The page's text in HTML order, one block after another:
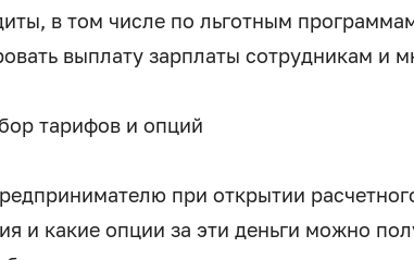
в том числе по льготным
выплату зарплаты сотрудникам и
тарифов и опций
при открытии
и какие опции за эти деньги можно